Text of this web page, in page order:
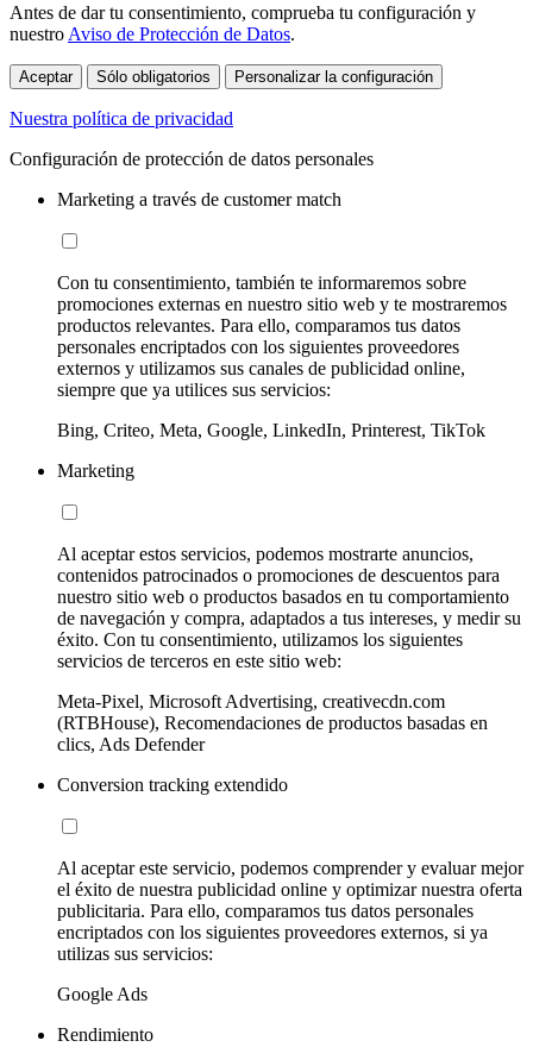
Antes de dar tu consentimiento, comprueba tu configuración y
nuestro Aviso de Protección de Datos.
Aceptar Sólo obligatorios Personalizar la configuración
Nuestra política de privacidad
Configuración de protección de datos personales
Marketing a través de customer match
Con tu consentimiento, también te informaremos sobre
promociones externas en nuestro sitio web y te mostraremos
productos relevantes. Para ello, comparamos tus datos
personales encriptados con los siguientes proveedores
externos y utilizamos sus canales de publicidad online,
siempre que ya utilices sus servicios:
Bing, Criteo, Meta, Google, LinkedIn, Printerest, TikTok
Marketing
Al aceptar estos servicios, podemos mostrarte anuncios,
contenidos patrocinados o promociones de descuentos para
nuestro sitio web o productos basados en tu comportamiento
de navegación y compra, adaptados a tus intereses, y medir su
éxito. Con tu consentimiento, utilizamos los siguientes
servicios de terceros en este sitio web:
Meta-Pixel, Microsoft Advertising, creativecdn.com
(RTBHouse), Recomendaciones de productos basadas en
clics, Ads Defender
Conversion tracking extendido
Al aceptar este servicio, podemos comprender y evaluar mejor
el éxito de nuestra publicidad online y optimizar nuestra oferta
publicitaria. Para ello, comparamos tus datos personales
encriptados con los siguientes proveedores externos, si ya
utilizas sus servicios:
Google Ads
Rendimiento